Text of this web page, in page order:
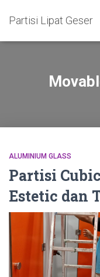
Partisi Lipat Geser
ALUMINIUM GLASS
Partisi
Estetic dan